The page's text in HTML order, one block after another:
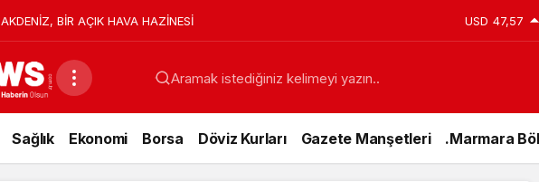
AKDENİZ, BİR AÇIK HAVA HAZİNESİ USD 47,57
Aramak istediğiniz kelimeyi yazın..
Sağlık Ekonomi Borsa Döviz Kurları Gazete Manşetleri .Marmara